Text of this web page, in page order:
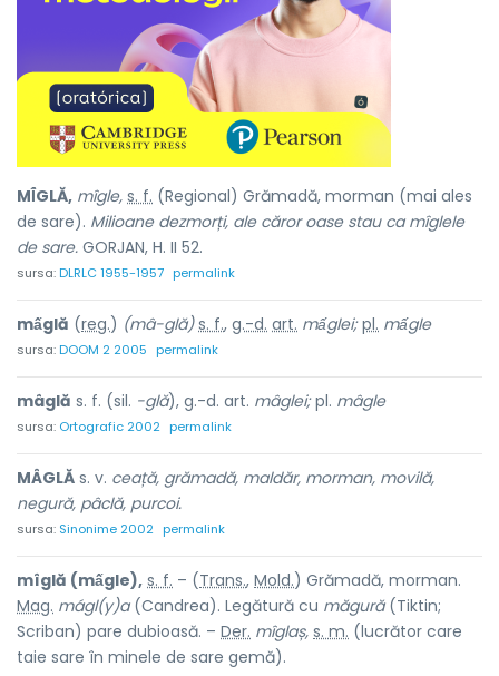
MÎ́GLĂ, mîgle, s. f. (Regional) Grămadă, morman (mai ales
de sare). Milioane dezmorți, ale căror oase stau ca mîglele
de sare. GORJAN, H. II 52.
sursa:DLRLC 1955-1957 permalink
mấglă (reg.) (mâ-glă) s. f., g.-d. art. mấglei; pl. mấgle
sursa:DOOM 2 2005 permalink
mâglă s. f. (sil. -glă), g.-d. art. mâglei;pl. mâgle
sursa: Ortografic 2002 permalink
MÂGLĂ s. v. ceață, grămadă, maldăr, morman, movilă,
negură, pâclă, purcoi.
sursa: Sinonime 2002 permalink
mîglă (mấgle), s. f. – (Trans., Mold.) Grămadă, morman.
Mag. mágl(y)a(Candrea). Legătură cu măgură(Tiktin;
Scriban) pare dubioasă. – Der. mîglaș, s. m. (lucrător care
taie sare în minele de sare gemă).